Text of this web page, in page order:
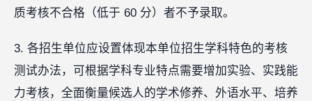
质考核不合格（低于 60 分）者不予录取。
3. 各招生单位应设置体现本单位招生学科特色的考核
测试办法，可根据学科专业特点需要增加实验、实践能
力考核，全面衡量候选人的学术修养、外语水平、培养